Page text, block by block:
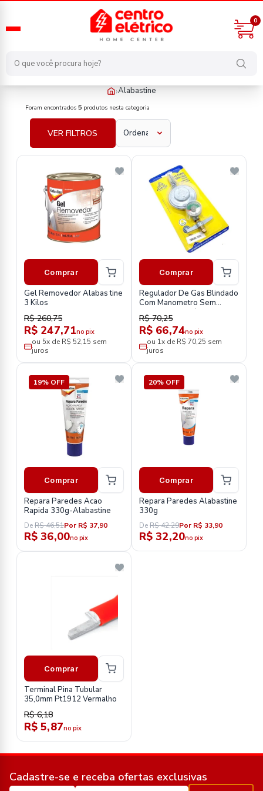
0
›Alabastine
fabricante/alabastine
Foram encontrados 5 produtos nesta categoria
VER FILTROS
Comprar
Gel Removedor Alabas tine
3 Kilos
R$ 260,75
R$ 247,71no pix
ou 5x de R$ 52,15 sem
juros
Comprar
Regulador De Gas Blindado
Com Manometro Sem
Mangueira-504/01-Alianca
R$ 70,25
R$ 66,74no pix
ou 1x de R$ 70,25 sem
juros
19% OFF
Comprar
Repara Paredes Acao
Rapida 330g-Alabastine
DeR$ 46,51Por R$ 37,90
R$ 36,00no pix
20% OFF
Comprar
Repara Paredes Alabastine
330g
DeR$ 42,29Por R$ 33,90
R$ 32,20no pix
Comprar
Terminal Pina Tubular
35,0mm Pt1912 Vermalho
R$ 6,18
R$ 5,87no pix
Cadastre-se e receba ofertas exclusivas